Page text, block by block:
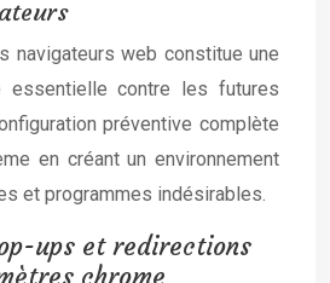
navigateurs web constitue une
essentielle contre les futures
préventive complète
en créant un environnement
et programmes indésirables.
ups et redirections
chrome